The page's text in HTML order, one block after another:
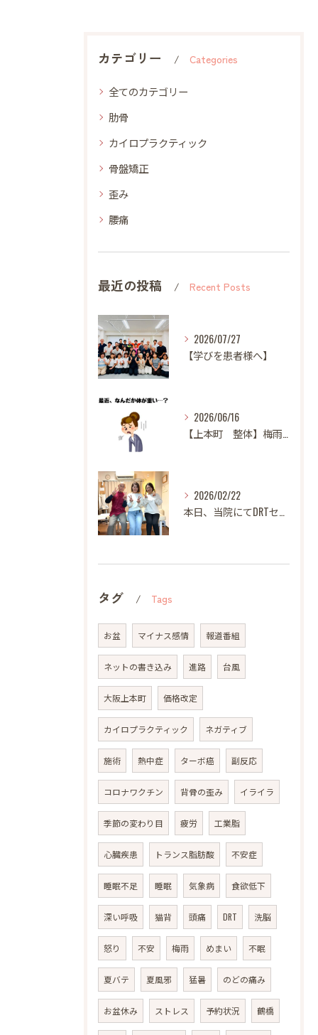
カテゴリー Categories
全てのカテゴリー
肋骨
カイロプラクティック
骨盤矯正
歪み
腰痛
最近の投稿 Recent Posts
2026/07/27
【学びを患者様へ】
2026/06/16
【上本町 整体】梅雨になると体調が悪くなる方へ
2026/02/22
本日、当院にてDRTセミナーを開催いたしました。
タグ Tags
お盆 マイナス感情 報道番組
ネットの書き込み 進路 台風
大阪上本町 価格改定
カイロプラクティック ネガティブ
施術 熱中症 ターボ癌 副反応
コロナワクチン 背骨の歪み イライラ
季節の変わり目 疲労 工業脂
心臓疾患 トランス脂肪酸 不安症
睡眠不足 睡眠 気象病 食欲低下
深い呼吸 猫背 頭痛 DRT 洗脳
怒り 不安 梅雨 めまい 不眠
夏バテ 夏風邪 猛暑 のどの痛み
お盆休み ストレス 予約状況 鶴橋